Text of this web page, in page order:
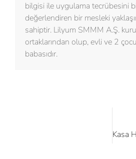
bilgisi ile uygulama tecrübesini
değerlendiren bir mesleki
sahiptir. Lilyum SMMM A.Ş.
ortaklarından olup, evli ve 2
babasıdır.